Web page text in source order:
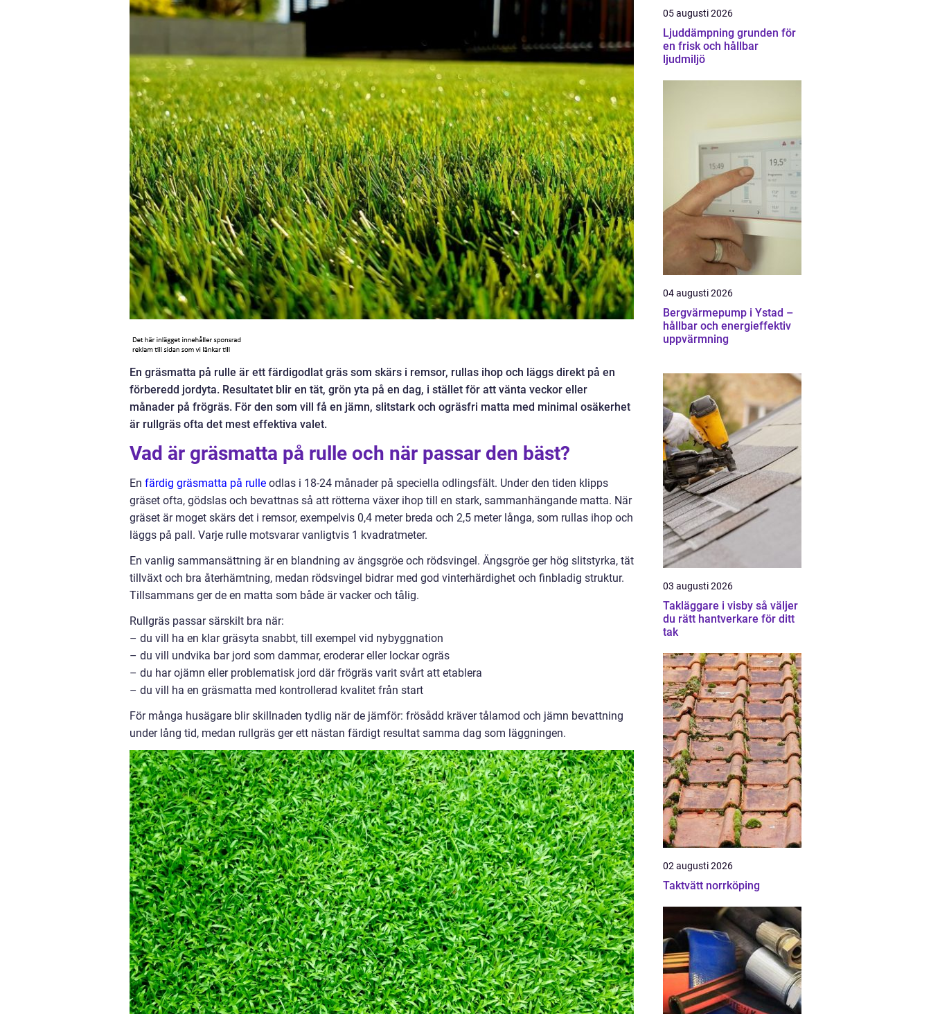
En gräsmatta på rulle är ett färdigodlat gräs som skärs i remsor, rullas ihop och läggs direkt på en
förberedd jordyta. Resultatet blir en tät, grön yta på en dag, i stället för att vänta veckor eller
månader på frögräs. För den som vill få en jämn, slitstark och ogräsfri matta med minimal osäkerhet
är rullgräs ofta det mest effektiva valet.
Vad är gräsmatta på rulle och när passar den bäst?
En färdig gräsmatta på rulle odlas i 18-24 månader på speciella odlingsfält. Under den tiden klipps
gräset ofta, gödslas och bevattnas så att rötterna växer ihop till en stark, sammanhängande matta. När
gräset är moget skärs det i remsor, exempelvis 0,4 meter breda och 2,5 meter långa, som rullas ihop och
läggs på pall. Varje rulle motsvarar vanligtvis 1 kvadratmeter.
En vanlig sammansättning är en blandning av ängsgröe och rödsvingel. Ängsgröe ger hög slitstyrka, tät
tillväxt och bra återhämtning, medan rödsvingel bidrar med god vinterhärdighet och finbladig struktur.
Tillsammans ger de en matta som både är vacker och tålig.
Rullgräs passar särskilt bra när:
– du vill ha en klar gräsyta snabbt, till exempel vid nybyggnation
– du vill undvika bar jord som dammar, eroderar eller lockar ogräs
– du har ojämn eller problematisk jord där frögräs varit svårt att etablera
– du vill ha en gräsmatta med kontrollerad kvalitet från start
För många husägare blir skillnaden tydlig när de jämför: frösådd kräver tålamod och jämn bevattning
under lång tid, medan rullgräs ger ett nästan färdigt resultat samma dag som läggningen.
05 augusti 2026
Ljuddämpning grunden för
en frisk och hållbar
ljudmiljö
04 augusti 2026
Bergvärmepump i Ystad –
hållbar och energieffektiv
uppvärmning
03 augusti 2026
Takläggare i visby så väljer
du rätt hantverkare för ditt
tak
02 augusti 2026
Taktvätt norrköping